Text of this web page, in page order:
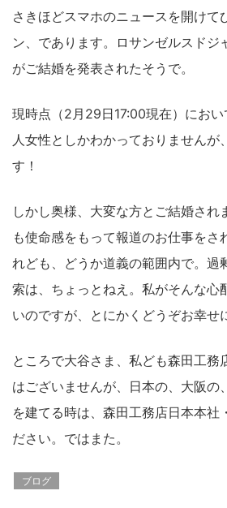
さきほどスマホのニュースを開けて
ン、であります。ロサンゼルスドジ
がご結婚を発表されたそうで。
現時点（2月29日17:00現在）にお
人女性としかわかっておりませんが
す！
しかし奥様、大変な方とご結婚され
も使命感をもって報道のお仕事をさ
れども、どうか道義の範囲内で。過
索は、ちょっとねえ。私がそんな心
いのですが、とにかくどうぞお幸せ
ところで大谷さま、私ども森田工務
はございませんが、日本の、大阪の
を建てる時は、森田工務店日本本社
ださい。ではまた。
ブログ